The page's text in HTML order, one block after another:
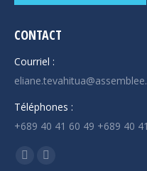
CONTACT
Courriel :
Téléphones :
+689 40 41 60 49 +689 40
Trouvez nous sur :
La
La